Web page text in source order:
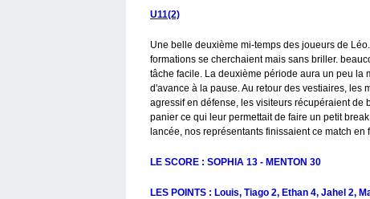
U11(2)
Une belle deuxième mi-temps des joueurs de
formations se cherchaient mais sans briller.
tâche facile. La deuxième période aura un peu
d'avance à la pause. Au retour des vestiaires, les
agressif en défense, les visiteurs récupéraient
panier ce qui leur permettait de faire un petit
lancée, nos représentants finissaient ce match
LE SCORE : SOPHIA 13 - MENTON 30
LES POINTS : Louis, Tiago 2, Ethan 4, Jahel 2,